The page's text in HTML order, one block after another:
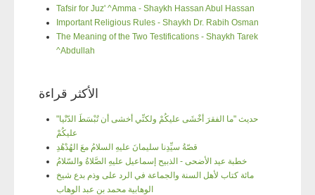
Tafsir for Juz' ^Amma - Shaykh Hassan Abul Hassan
Important Religious Rules - Shaykh Dr. Rabih Osman
The Meaning of the Two Testifications - Shaykh Tarek
^Abdullah
الأكثر قراءة
"حديث "ما الفقرَ أخْشَى عليكُمْ ولكنِّي أخشى أن تُبْسَطَ الدّنْيا
عليكُمْ
قصّةُ سيِّدِنا سليمانَ عليهِ السلامُ معَ الهُدْهُدِ
خطبة عيد الأضحى - الذبيح إسماعيل عليهِ الصَّلاةُ والسّلامُ
مائة كتاب لأهل السنة والجماعة في الرد على وذم بدع شيخ
الوهابية محمد بن عبد الوهاب